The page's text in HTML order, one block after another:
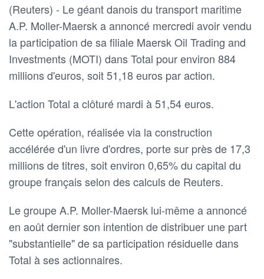
(Reuters) - Le géant danois du transport maritime
A.P. Moller-Maersk a annoncé mercredi avoir vendu
la participation de sa filiale Maersk Oil Trading and
Investments (MOTI) dans Total pour environ 884
millions d'euros, soit 51,18 euros par action.
L'action Total a clôturé mardi à 51,54 euros.
Cette opération, réalisée via la construction
accélérée d'un livre d'ordres, porte sur près de 17,3
millions de titres, soit environ 0,65% du capital du
groupe français selon des calculs de Reuters.
Le groupe A.P. Moller-Maersk lui-même a annoncé
en août dernier son intention de distribuer une part
"substantielle" de sa participation résiduelle dans
Total à ses actionnaires.